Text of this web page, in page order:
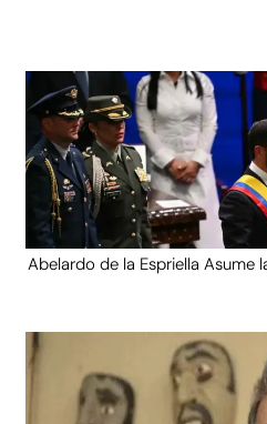
Abelardo de la Espriella Asume